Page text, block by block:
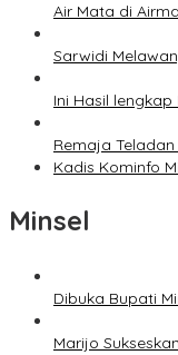
Air Mata di
Sarwidi
Ini Hasil
Remaja
Kadis Kominfo
Minsel
Dibuka Bupati
Marijo